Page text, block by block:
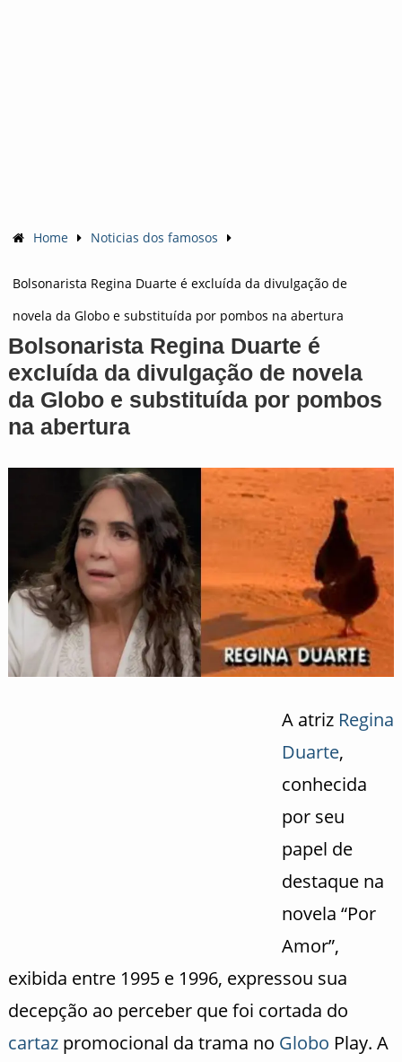
Home Noticias dos famosos
Bolsonarista Regina Duarte é excluída da divulgação de
novela da Globo e substituída por pombos na abertura
Bolsonarista Regina Duarte é
excluída da divulgação de novela
da Globo e substituída por pombos
na abertura
A atriz Regina
Duarte,
conhecida
por seu
papel de
destaque na
novela “Por
Amor”,
exibida entre 1995 e 1996, expressou sua
decepção ao perceber que foi cortada do
cartazpromocional da trama no Globo Play. A